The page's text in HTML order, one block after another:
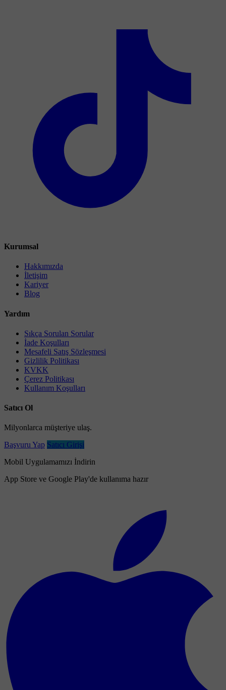
Kurumsal
Hakkımızda
İletişim
Kariyer
Blog
Yardım
Sıkça Sorulan Sorular
İade Koşulları
Mesafeli Satış Sözleşmesi
Gizlilik Politikası
KVKK
Çerez Politikası
Kullanım Koşulları
Satıcı Ol
Milyonlarca müşteriye ulaş.
Başvuru Yap Satıcı Girişi
Mobil Uygulamamızı İndirin
App Store ve Google Play'de kullanıma hazır